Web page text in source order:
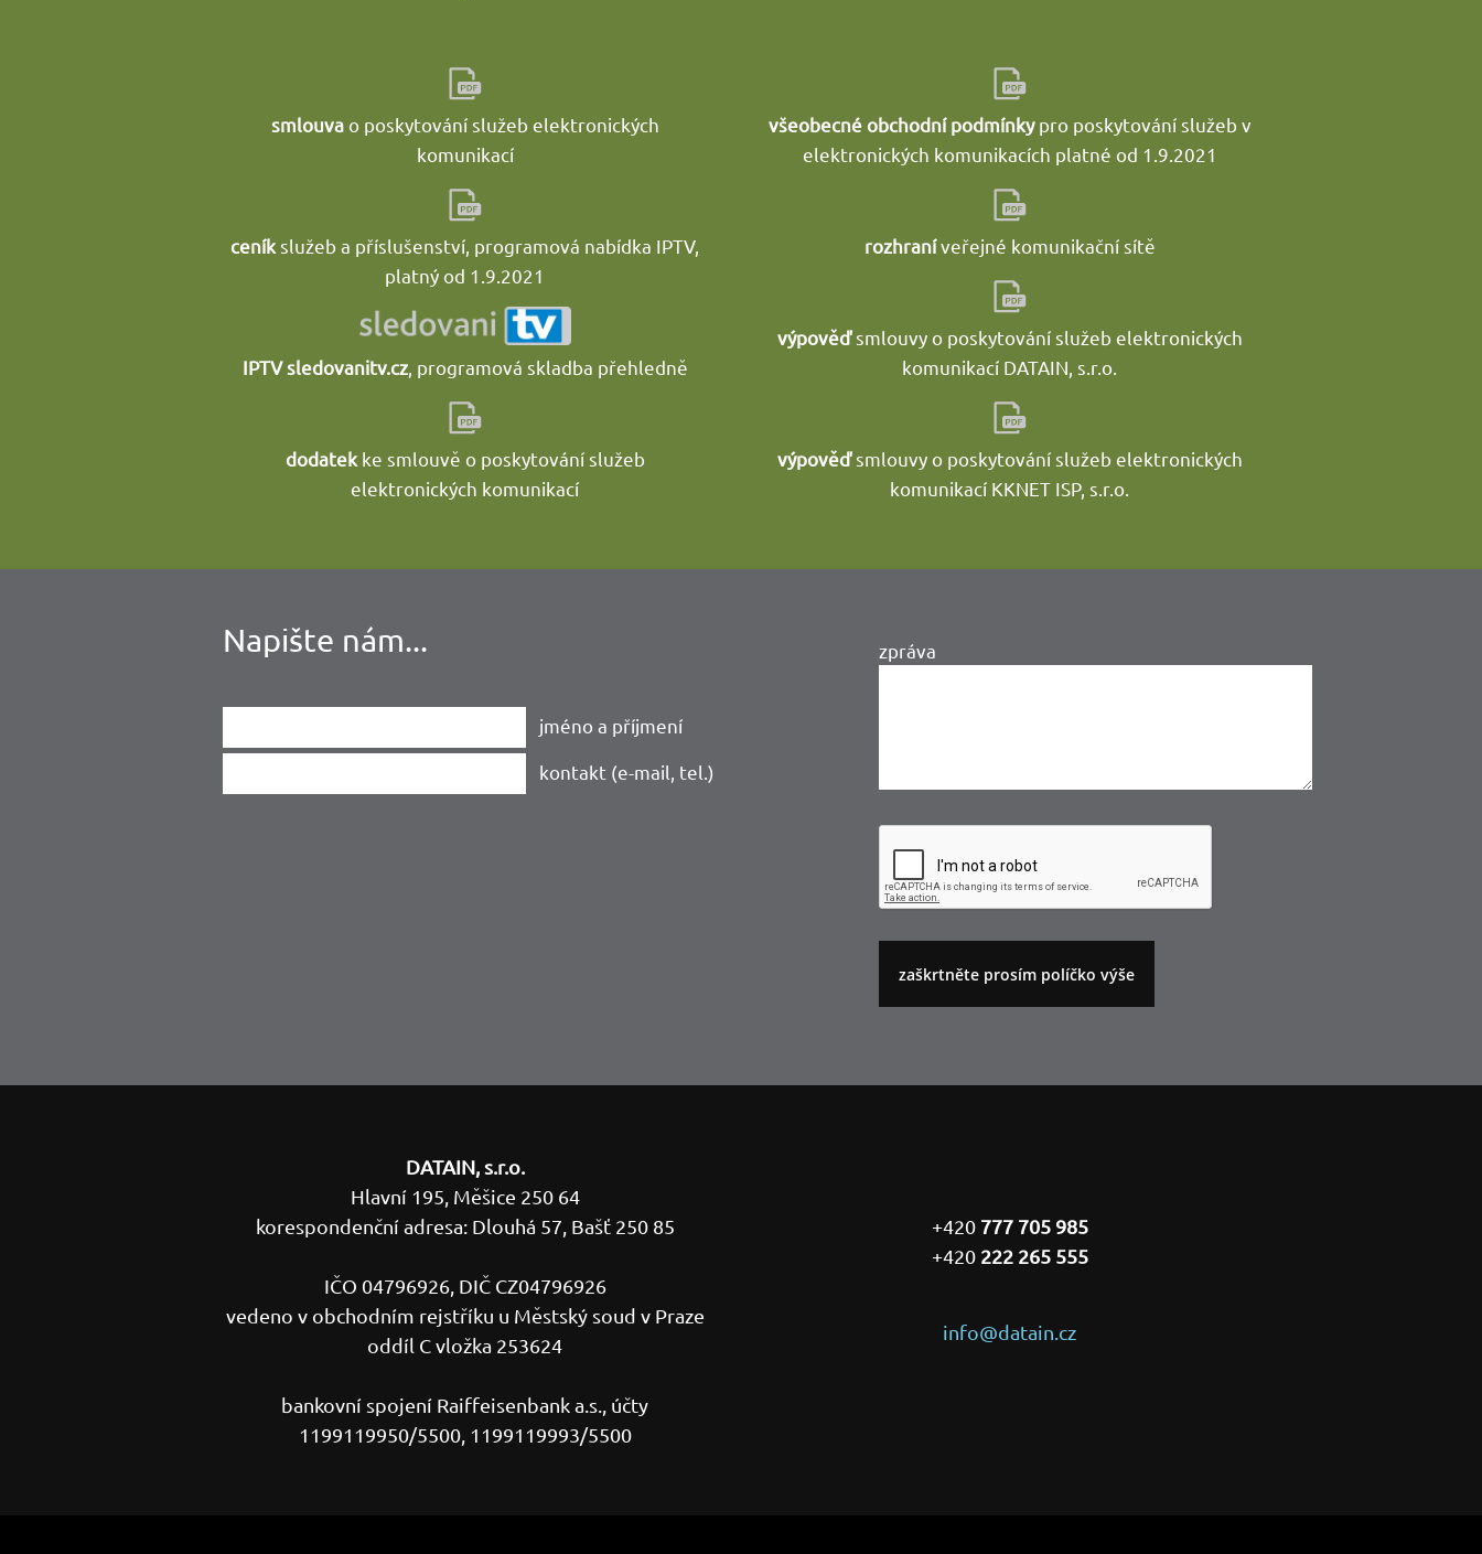
smlouvao poskytování služeb elektronických
komunikací
ceník služeb a příslušenství, programová nabídka IPTV,
platný od 1.9.2021
IPTV sledovanitv.cz, programová skladba přehledně
dodatekke smlouvě o poskytování služeb
elektronických komunikací
všeobecné obchodní podmínkypro poskytování služeb v
elektronických komunikacích platné od 1.9.2021
rozhraníveřejné komunikační sítě
výpověďsmlouvy o poskytování služeb elektronických
komunikací DATAIN, s.r.o.
výpověďsmlouvy o poskytování služeb elektronických
komunikací KKNET ISP, s.r.o.
Napište nám...
jméno a příjmení
kontakt (e-mail, tel.)
zpráva
DATAIN, s.r.o.
Hlavní 195, Měšice 250 64
korespondenční adresa: Dlouhá 57, Bašť 250 85
IČO 04796926, DIČ CZ04796926
vedeno v obchodním rejstříku u Městský soud v Praze
oddíl C vložka 253624
bankovní spojení Raiffeisenbank a.s., účty
1199119950/5500, 1199119993/5500
+420 777 705 985
+420 222 265 555
info@datain.cz